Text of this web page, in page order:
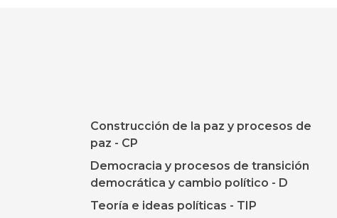
Construcción de la paz y procesos de
paz - CP
Democracia y procesos de transición
democrática y cambio político - D
Teoría e ideas políticas - TIP